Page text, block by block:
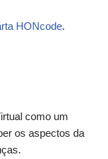
HONcode.
como um
os aspectos da